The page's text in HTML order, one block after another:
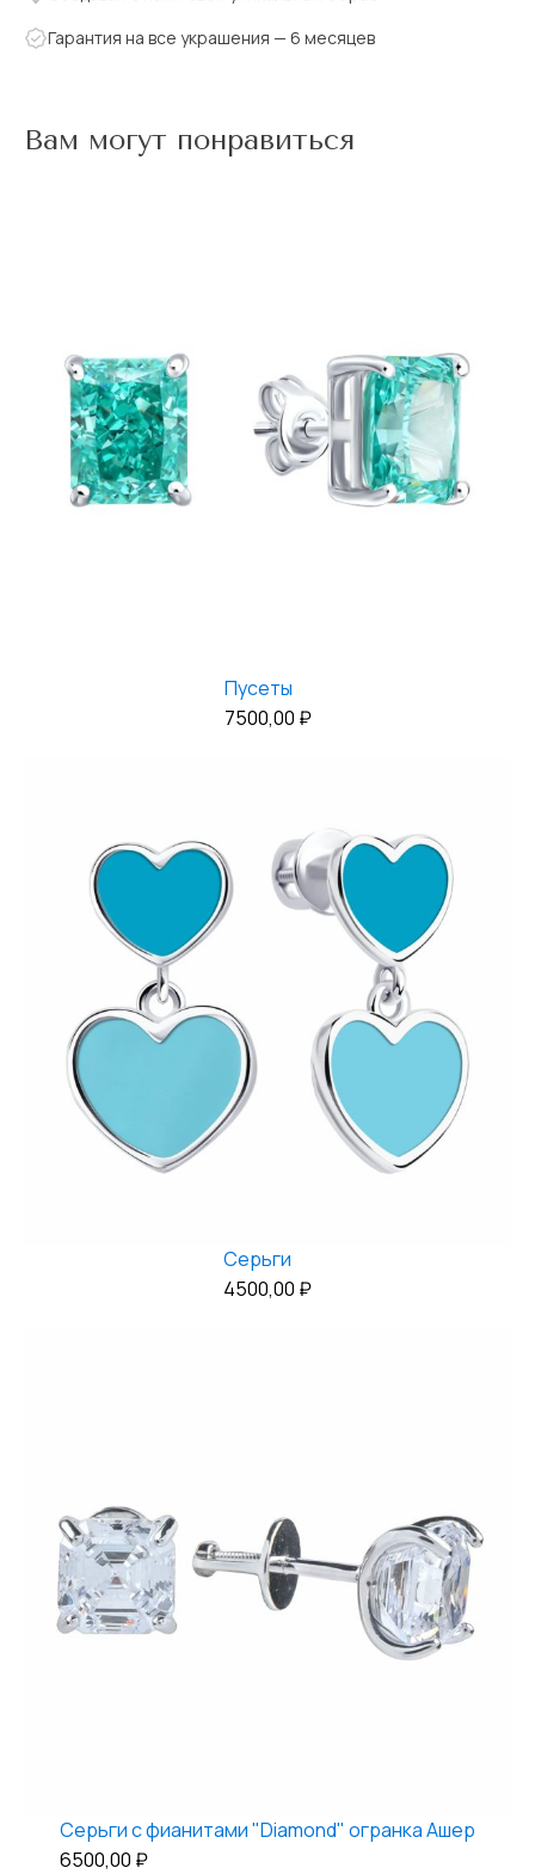
Гарантия на все украшения — 6 месяцев
Вам могут понравиться
Пусеты
7500,00 ₽
Серьги
4500,00 ₽
Серьги с фианитами "Diamond" огранка Ашер
6500,00 ₽